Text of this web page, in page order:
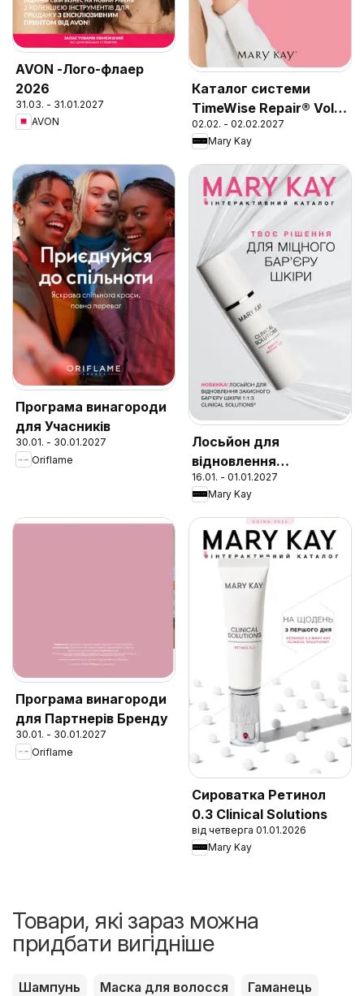
AVON -Лого-флаер
2026
31.03. - 31.01.2027
AVON
Каталог системи
TimeWise Repair® Volu-
Firm®
02.02. - 02.02.2027
Mary Kay
Програма винагороди
для Учасників
30.01. - 30.01.2027
Oriflame
Лосьйон для
відновлення
захисного бар'єру
шкіри 1:1:3 Clinical
Solutions
16.01. - 01.01.2027
Mary Kay
Програма винагороди
для Партнерів Бренду
30.01. - 30.01.2027
Oriflame
Сироватка Ретинол
0.3 Clinical Solutions
від четверга 01.01.2026
Mary Kay
Товари, які зараз можна
придбати вигідніше
Шампунь Маска для волосся
Гаманець